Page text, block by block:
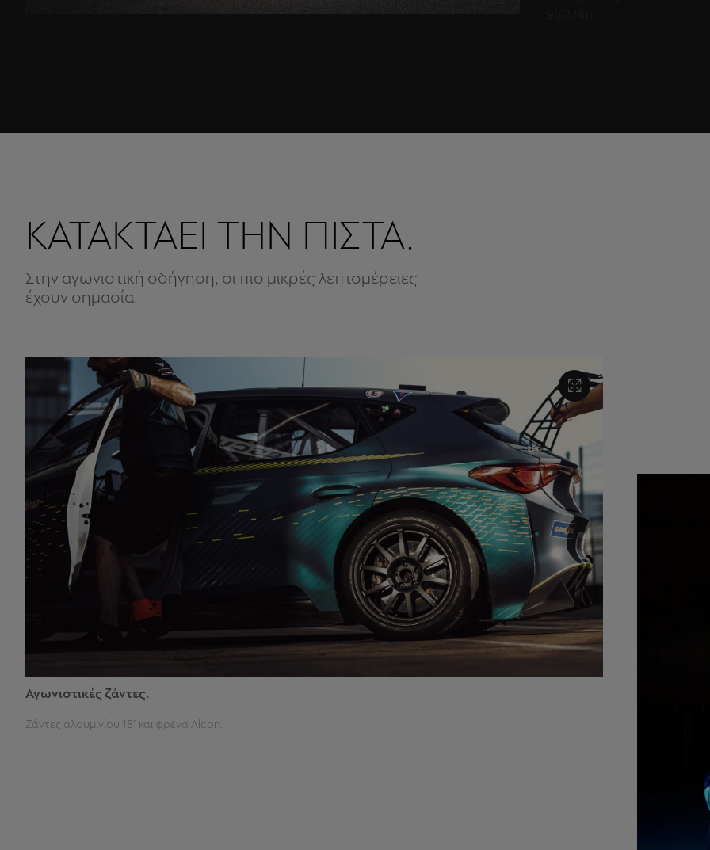
ΚΑΤΑΚΤΑΕΙ ΤΗΝ ΠΙΣΤΑ.
Στην αγωνιστική οδήγηση, οι πιο μικρές λεπτομέρειες
έχουν σημασία.
Αγωνιστικές ζάντες.
Ζάντες αλουμινίου 18" και φρένα Alcon.